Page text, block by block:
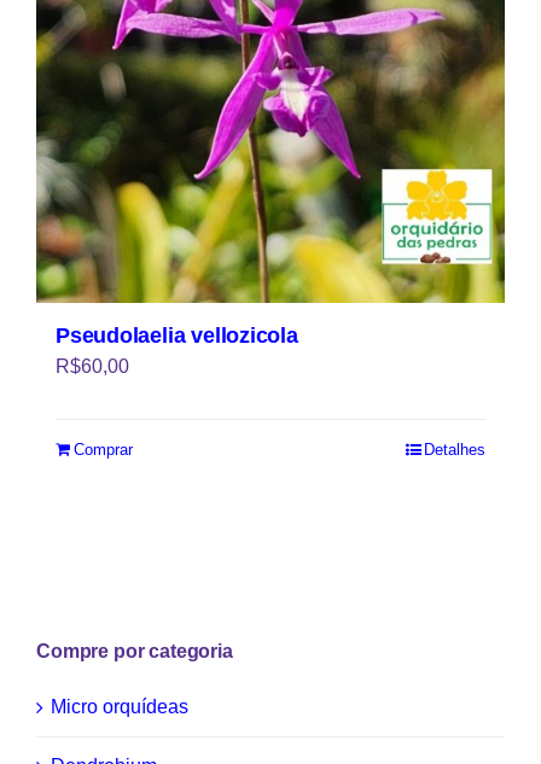
Pseudolaelia vellozicola
R$60,00
Comprar Detalhes
Compre por categoria
Micro orquídeas